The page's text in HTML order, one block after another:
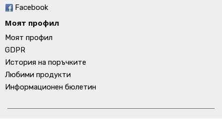
Facebook
Моят профил
Моят профил
GDPR
История на поръчките
Любими продукти
Информационен бюлетин